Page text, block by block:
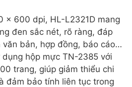
x 600 dpi, HL-L2321D mang
đen sắc nét, rõ ràng, đáp
bản, hợp đồng, báo cáo…
hộp mực TN-2385 với
trang, giúp giảm thiểu chi
đảm bảo tính liên tục trong